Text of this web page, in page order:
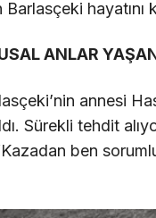
Barlasçeki
ANLAR
annesi
Sürekli tehdit
ben